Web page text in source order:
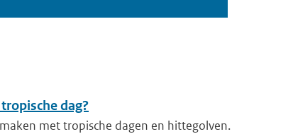
dag?
met tropische dagen en hittegolven.